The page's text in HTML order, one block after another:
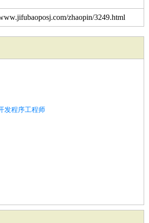
zhaopin/3249.html
发程序工程师